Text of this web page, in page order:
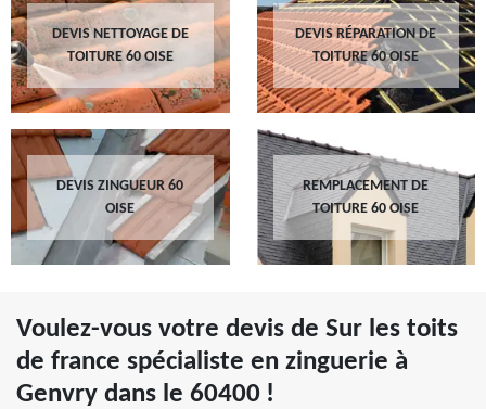
DEVIS NETTOYAGE DE
TOITURE 60 OISE
DEVIS RÉPARATION DE
TOITURE 60 OISE
DEVIS ZINGUEUR 60
OISE
REMPLACEMENT DE
TOITURE 60 OISE
Voulez-vous votre devis de Sur les toits
de france spécialiste en zinguerie à
Genvry dans le 60400 !